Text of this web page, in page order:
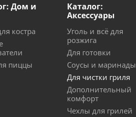
Дом и
костра
пиццы
Каталог:
Аксессуары
Уголь и всё для
розжига
Для готовки
Соусы и маринады
Для чистки гриля
Дополнительный
комфорт
Чехлы для грилей